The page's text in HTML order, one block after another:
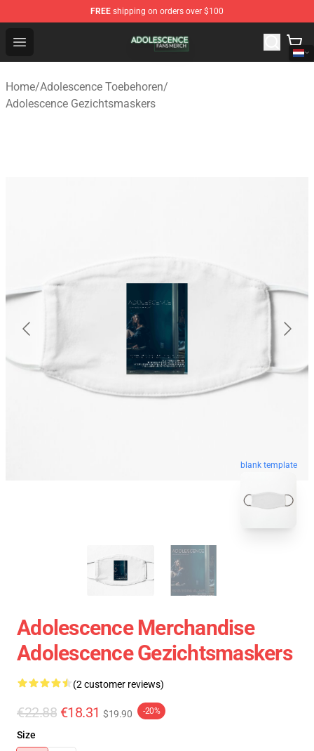
FREE shipping on orders over $100
Open menu
Adolescence Shop - Official Adolescence Merchandise
Home/Adolescence Toebehoren/
Adolescence Gezichtsmaskers
blank template
Adolescence Merchandise
Adolescence Gezichtsmaskers
(2 customer reviews)
€22.88 €18.31 $19.90 -20%
Size